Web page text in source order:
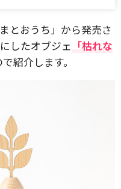
とおうち」から発売さ
したオブジェ 「枯れな
紹介します。